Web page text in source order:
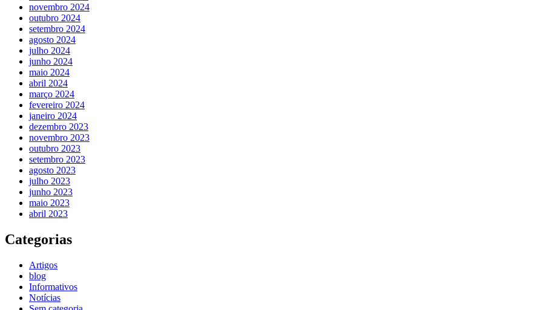
novembro 2024
outubro 2024
setembro 2024
agosto 2024
julho 2024
junho 2024
maio 2024
abril 2024
março 2024
fevereiro 2024
janeiro 2024
dezembro 2023
novembro 2023
outubro 2023
setembro 2023
agosto 2023
julho 2023
junho 2023
maio 2023
abril 2023
Categorias
Artigos
blog
Informativos
Notícias